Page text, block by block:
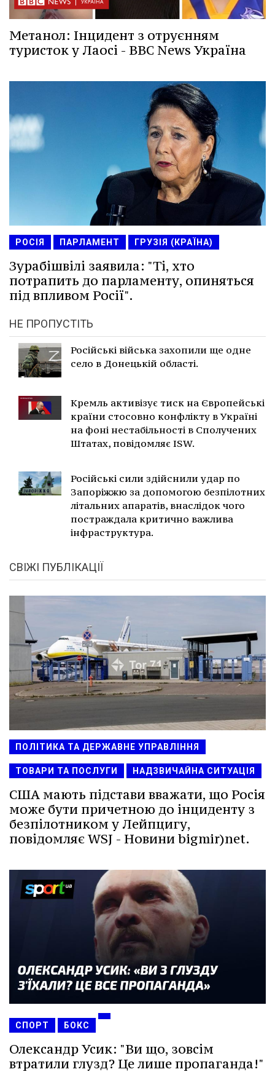
Метанол: Інцидент з отруєнням
туристок у Лаосі - BBC News Україна
РОСІЯ ПАРЛАМЕНТ ГРУЗІЯ (КРАЇНА)
Зурабішвілі заявила: "Ті, хто
потрапить до парламенту, опиняться
під впливом Росії".
НЕ ПРОПУСТІТЬ
Російські війська захопили ще одне
село в Донецькій області.
Кремль активізує тиск на Європейські
країни стосовно конфлікту в Україні
на фоні нестабільності в Сполучених
Штатах, повідомляє ISW.
Російські сили здійснили удар по
Запоріжжю за допомогою безпілотних
літальних апаратів, внаслідок чого
постраждала критично важлива
інфраструктура.
СВІЖІ ПУБЛІКАЦІЇ
ПОЛІТИКА ТА ДЕРЖАВНЕ УПРАВЛІННЯ
ТОВАРИ ТА ПОСЛУГИ НАДЗВИЧАЙНА СИТУАЦІЯ
США мають підстави вважати, що Росія
може бути причетною до інциденту з
безпілотником у Лейпцигу,
повідомляє WSJ - Новини bigmir)net.
СПОРТ БОКС
Олександр Усик: "Ви що, зовсім
втратили глузд? Це лише пропаганда!"